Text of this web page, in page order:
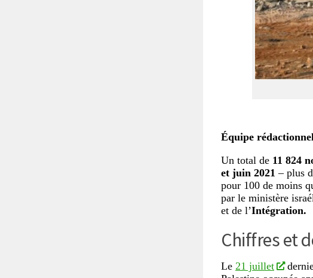
Équipe
Un total de 11 824
et juin 2021 – plus
pour 100 de moins
par le ministère
et de l’Intégration.
Chiffres et
Le 21 juillet